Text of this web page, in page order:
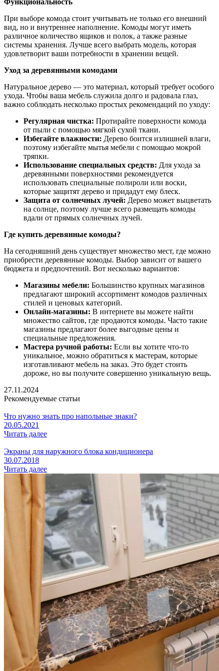
При выборе комода стоит учитывать не только его внешний
вид, но и внутреннее наполнение. Комоды могут иметь
различное количество ящиков и полок, а также разные
системы хранения. Лучше всего выбрать модель, которая
удовлетворит ваши потребности в хранении вещей.
Уход за деревянными комодами
Натуральное дерево — это материал, который требует особого
ухода. Чтобы ваша мебель служила долго и радовала глаз,
важно соблюдать несколько простых рекомендаций по уходу:
Регулярная чистка: Протирайте поверхности комода
от пыли с помощью мягкой сухой ткани.
Избегайте влажности: Дерево боится излишней влаги,
поэтому избегайте мытья мебели с помощью мокрой
тряпки.
Использование специальных средств: Для ухода за
деревянными поверхностями рекомендуется
использовать специальные полироли или воски,
которые защитят дерево и придадут ему блеск.
Защита от солнечных лучей: Дерево может выцветать
на солнце, поэтому лучше всего размещать комоды
вдали от прямых солнечных лучей.
Где купить деревянные комоды?
На сегодняшний день существует множество мест, где можно
приобрести деревянные комоды. Выбор зависит от вашего
бюджета и предпочтений. Вот несколько вариантов:
Магазины мебели: Большинство крупных магазинов
предлагают широкий ассортимент комодов различных
стилей и ценовых категорий.
Онлайн-магазины: В интернете вы можете найти
множество сайтов, где продаются комоды. Часто такие
магазины предлагают более выгодные цены и
специальные предложения.
Мастера ручной работы: Если вы хотите что-то
уникальное, можно обратиться к мастерам, которые
изготавливают мебель на заказ. Это будет стоить
дороже, но вы получите совершенно уникальную вещь.
27.11.2024
Рекомендуемые статьи
Что нужно знать про напольные знаки?
20.05.2021
Читать далее
Экраны для наружного блока кондиционера
30.07.2018
Читать далее